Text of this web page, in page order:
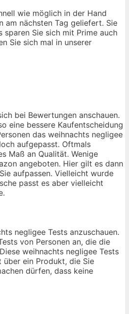
wie möglich in der Hand
am nächsten Tag geliefert. Sie
Sie sich mit Prime auch
Sie sich mal in unserer
bei Bewertungen anschauen.
eine bessere Kaufentscheidung
das weihnachts negligee
aufgepasst. Oftmals
Maß an Qualität. Wenige
angeboten. Hier gilt es dann
aufpassen. Vielleicht wurde
passt es aber vielleicht
negligee Tests anzuschauen.
von Personen an, die die
weihnachts negligee Tests
über ein Produkt, die Sie
dürfen, dass keine